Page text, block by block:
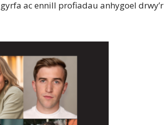
ac ennill profiadau anhygoel drwy’r